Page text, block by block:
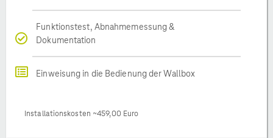
Funktionstest, Abnahmemessung &
Dokumentation
Einweisung in die Bedienung der Wallbox
Installationskosten ~459,00 Euro